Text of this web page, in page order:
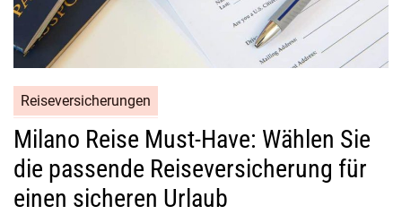
s
k
o
s
Reiseversicherungen
Milano Reise Must-Have: Wählen Sie
die passende Reiseversicherung für
einen sicheren Urlaub